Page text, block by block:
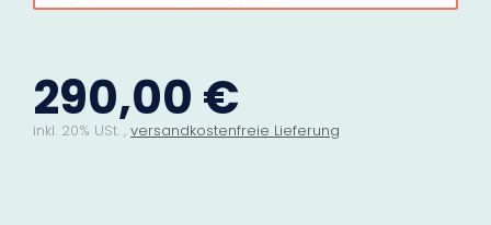
290,00 €
inkl. 20% USt. , versandkostenfreie Lieferung